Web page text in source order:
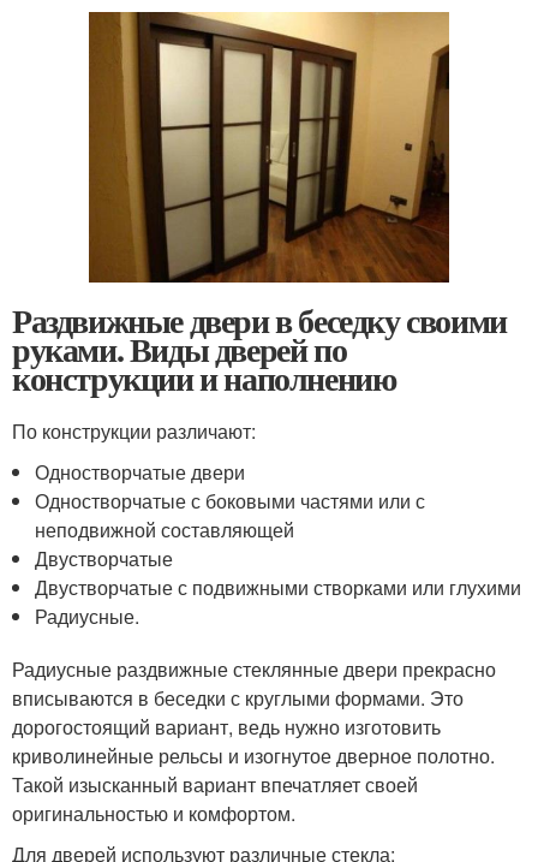
Раздвижные двери в беседку своими
руками. Виды дверей по
конструкции и наполнению
По конструкции различают:
Одностворчатые двери
Одностворчатые с боковыми частями или с
неподвижной составляющей
Двустворчатые
Двустворчатые с подвижными створками или глухими
Радиусные.
Радиусные раздвижные стеклянные двери прекрасно
вписываются в беседки с круглыми формами. Это
дорогостоящий вариант, ведь нужно изготовить
криволинейные рельсы и изогнутое дверное полотно.
Такой изысканный вариант впечатляет своей
оригинальностью и комфортом.
Для дверей используют различные стекла: